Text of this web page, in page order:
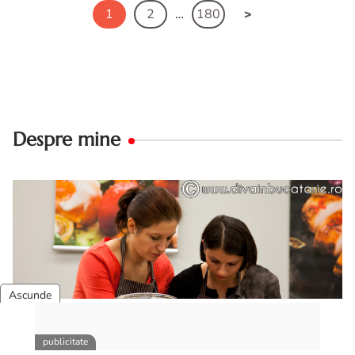
1 2 … 180
Despre mine